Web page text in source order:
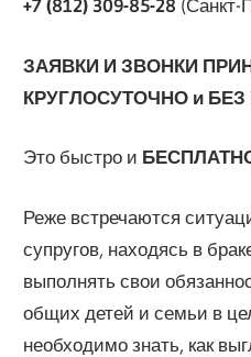
+7 (812) 309-85-28 (Санкт-
ЗАЯВКИ И ЗВОНКИ
КРУГЛОСУТОЧНО и
Это быстро и
Реже встречаются
супругов, находясь в
выполнять свои
общих детей и семьи в
необходимо знать, как